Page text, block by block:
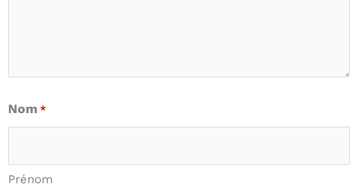
Nom *
Prénom